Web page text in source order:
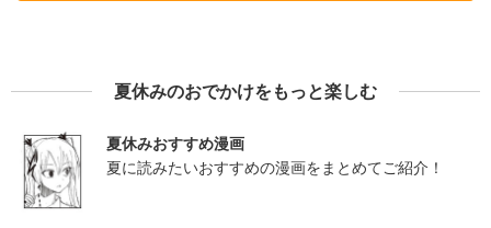
夏休みのおでかけをもっと楽しむ
夏休みおすすめ漫画
夏に読みたいおすすめの漫画をまとめてご紹介！